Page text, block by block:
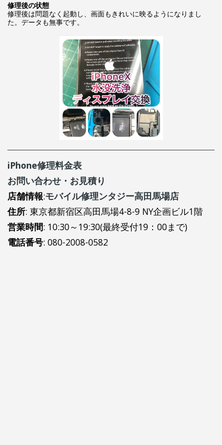
修理後の状態
修理後は問題なく起動し、画面もきれいに映るようになりまし
た。データも無事です。
iPhone修理料金表
お問い合わせ・お見積り
店舗情報:モバイル修理ンタジー高田馬場店
住所: 東京都新宿区高田馬場4-8-9 NY企画ビル1階
営業時間: 10:30～19:30(最終受付19：00まで)
電話番号: 080-2008-0582